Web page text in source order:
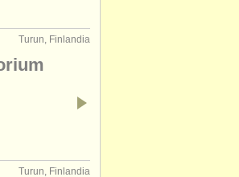
Turun, Finlandia
Turun, Finlandia